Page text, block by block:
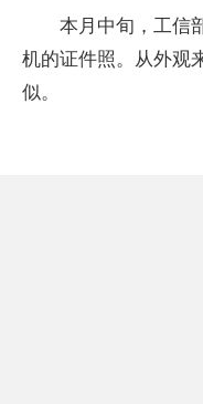
本月中旬，工信
机的证件照。从外观
似。